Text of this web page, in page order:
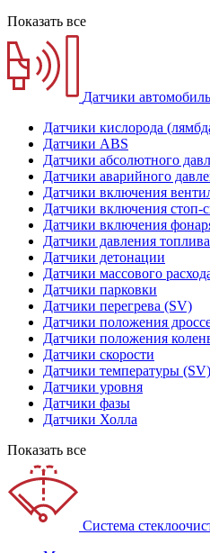
Показать все
Датчики
Датчики кислорода
Датчики ABS
Датчики абсолютного
Датчики аварийного
Датчики включения
Датчики включения стоп-
Датчики включения
Датчики давления топлива
Датчики детонации
Датчики массового
Датчики парковки
Датчики перегрева (SV)
Датчики положения
Датчики положения
Датчики скорости
Датчики температуры (SV)
Датчики уровня
Датчики фазы
Датчики Холла
Показать все
Система